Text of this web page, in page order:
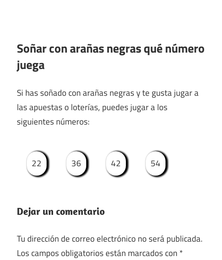
Soñar con arañas negras qué número
juega
Si has soñado con arañas negras y te gusta jugar a
las apuestas o loterías, puedes jugar a los
siguientes números:
22 36 42 54
Dejar un comentario
Tu dirección de correo electrónico no será publicada.
Los campos obligatorios están marcados con *